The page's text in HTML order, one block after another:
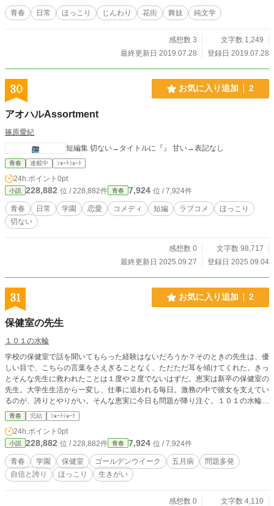
青春 日常 ほっこり じんわり 花街 舞妓 純文学
感想数 3
文字数 1,249
最終更新日 2019.07.28
登録日 2019.07.28
30 お気に入り追加 2
アオハルAssortment
篠原愛紀
短編集 切ない→タイトルに『』 甘い→表記なし
青春 連載中 ｼｮｰﾄｼｮｰﾄ
24h.ポイント 0pt
小説 228,882 位 / 228,882件 青春 7,924 位 / 7,924件
青春 日常 学園 恋愛 コメディ 短編 ラブコメ
ほっこり
切ない
感想数 0
文字数 98,717
最終更新日 2025.09.27
登録日 2025.09.04
31 お気に入り追加 2
保健室の先生
１０１の水輪
学校の保健室で話を聞いてもらった経験はないだろうか？そのときの先生は、優
しい目で、こちらの言葉をさえぎることなく、ただただ耳を傾けてくれた。きっ
とそんな先生に救われたことは１度や２度でないはずだ。恵実は新卒の保健室の
先生。大学生生活から一変し、仕事に追われる毎日。激務の中で彼女を支えてい
るのが、誇りとやりがい。そんな恵実に今日も問題が降り注ぐ。１０１の水輪、
第４２話。
青春 完結 ｼｮｰﾄｼｮｰﾄ
24h.ポイント 0pt
小説 228,882 位 / 228,882件 青春 7,924 位 / 7,924件
青春 学園 保健室 ゴールデンウイーク 五月病
問題多発
自信と誇り
ほっこり 生きがい
感想数 0
文字数 4,110